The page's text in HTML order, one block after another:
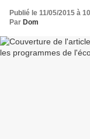
Publié le 11/05/2015 à
Par Dom